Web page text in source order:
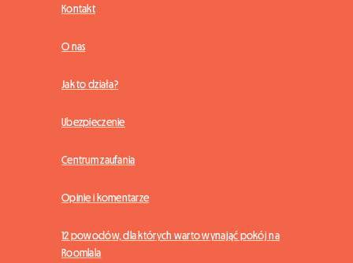
Kontakt
O nas
Jak to działa?
Ubezpieczenie
Centrum zaufania
Opinie i komentarze
12 powodów, dla których warto wynająć pokój na
Roomlala